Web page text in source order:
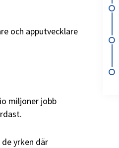
och apputvecklare
miljoner jobb
yrken där